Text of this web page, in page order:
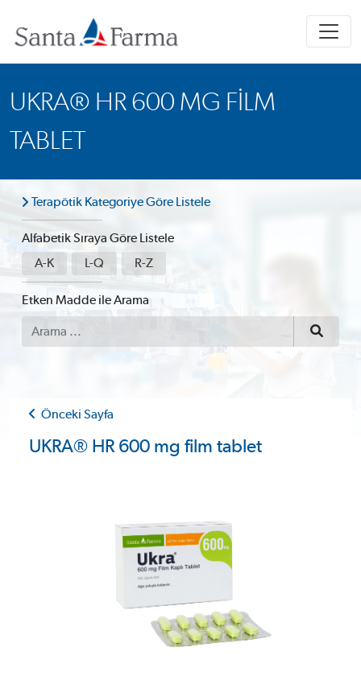
UKRA® HR 600 MG FILM
TABLET
Terapötik Kategoriye Göre Listele
Alfabetik Sıraya Göre Listele
A-K
L-Q R-Z
Etken Madde ile Arama
Önceki Sayfa
UKRA® HR 600 mg film tablet